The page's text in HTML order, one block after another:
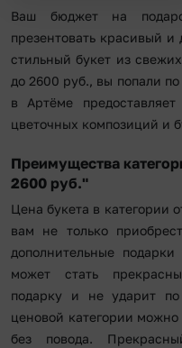
Ваш бюджет на
презентовать красивый
стильный букет из
до 2600 руб., вы попали
в Артёме
цветочных композиций и
Преимущества
2600 руб."
Цена букета в категории
вам не только
дополнительные
может стать
подарку и не ударит
ценовой категории
без повода.